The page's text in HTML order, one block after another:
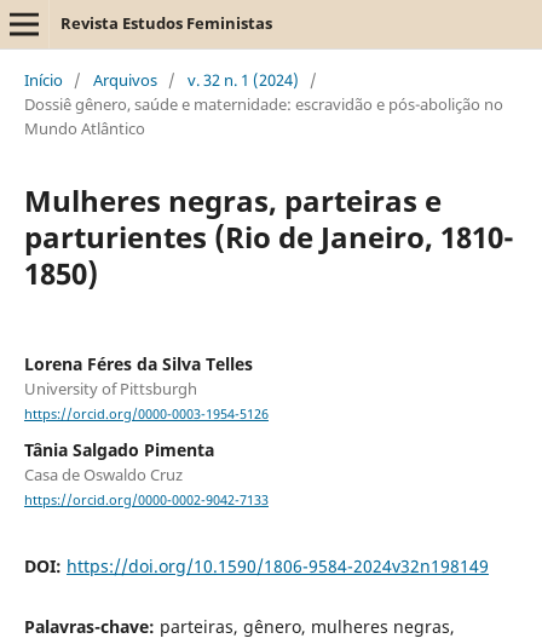
Revista Estudos Feministas
Início / Arquivos / v. 32 n. 1 (2024)
/
Dossiê gênero, saúde e maternidade: escravidão e pós-abolição no
Mundo Atlântico
Mulheres negras, parteiras e
parturientes (Rio de Janeiro, 1810-
1850)
Lorena Féres da Silva Telles
University of Pittsburgh
https://orcid.org/0000-0003-1954-5126
Tânia Salgado Pimenta
Casa de Oswaldo Cruz
https://orcid.org/0000-0002-9042-7133
DOI: https://doi.org/10.1590/1806-9584-2024v32n198149
Palavras-chave: parteiras, gênero, mulheres negras,